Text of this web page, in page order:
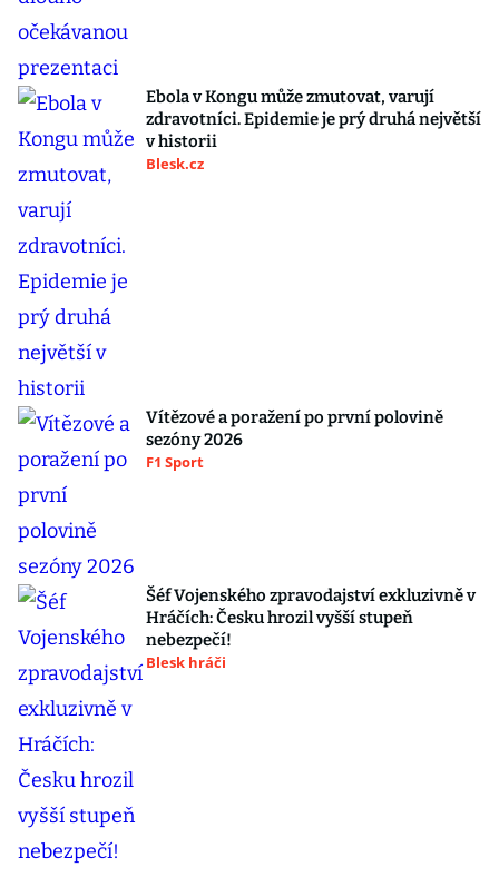
Ebola v Kongu může zmutovat, varují
zdravotníci. Epidemie je prý druhá největší
v historii
Blesk.cz
Vítězové a poražení po první polovině
sezóny 2026
F1 Sport
Šéf Vojenského zpravodajství exkluzivně v
Hráčích: Česku hrozil vyšší stupeň
nebezpečí!
Blesk hráči